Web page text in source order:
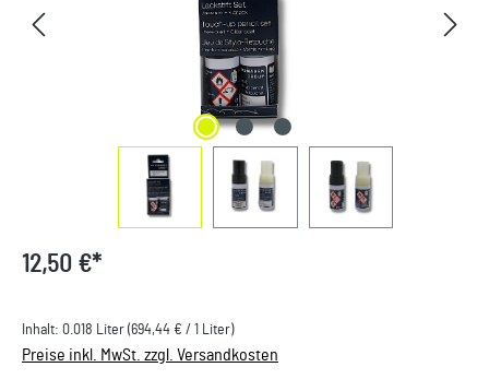
12,50 €*
Inhalt: 0.018 Liter (694,44 € / 1 Liter)
Preise inkl. MwSt. zzgl. Versandkosten